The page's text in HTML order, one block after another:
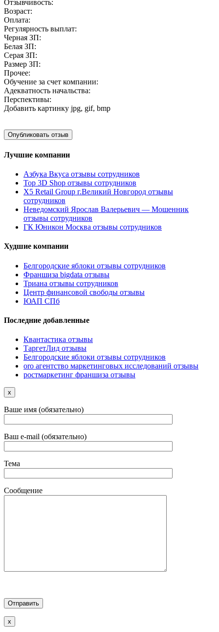
Отзывчивость:
Возраст:
Оплата:
Регулярность выплат:
Черная ЗП:
Белая ЗП:
Серая ЗП:
Размер ЗП:
Прочее:
Обучение за счет компании:
Адекватность начальства:
Перспективы:
Добавить картинку jpg, gif, bmp
Лучшие компании
Азбука Вкуса отзывы сотрудников
Top 3D Shop отзывы сотрудников
X5 Retail Group г.Великий Новгород отзывы
сотрудников
Неведомский Ярослав Валерьевич — Мошенник
отзывы сотрудников
ГК Юникон Москва отзывы сотрудников
Худшие компании
Белгородские яблоки отзывы сотрудников
Франшиза bigdata отзывы
Триана отзывы сотрудников
Центр финансовой свободы отзывы
ЮАП СПб
Последние добавленные
Квантастика отзывы
ТаргетЛид отзывы
Белгородские яблоки отзывы сотрудников
oro агентство маркетинговых исследований отзывы
ростмаркетинг франшиза отзывы
x
Ваше имя (обязательно)
Ваш e-mail (обязательно)
Тема
Сообщение
x